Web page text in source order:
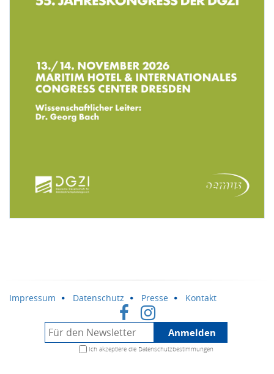
Impressum Datenschutz Presse Kontakt
Anmelden
Ich akzeptiere die Datenschutzbestimmungen